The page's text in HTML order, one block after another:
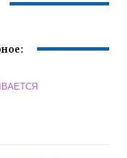
ПЛАТФОРМА